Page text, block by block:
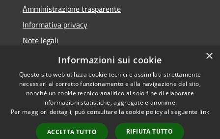
Amministrazione trasparente
Informativa privacy
Note legali
Dichiarazione di accessibilità
Accessibilità
Copyright © 2026 • Comune di
Borca di Cadore • Powered by
Municipium•
Accesso
×
Informazioni sui cookie
Questo sito web utilizza cookie tecnici e assimilati strettamente
necessari al corretto funzionamento e alla navigazione del sito,
nonché un cookie tecnico analitico al solo fine di elaborare
informazioni statistiche, aggregate e anonime.
Per maggiori dettagli, può consultare la cookie policy al seguente link
ACCETTA TUTTO RIFIUTA TUTTO